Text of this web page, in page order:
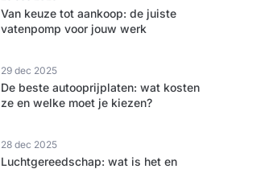
Van keuze tot aankoop: de juiste
vatenpomp voor jouw werk
29 dec 2025
De beste autooprijplaten: wat kosten
ze en welke moet je kiezen?
28 dec 2025
Luchtgereedschap: wat is het en